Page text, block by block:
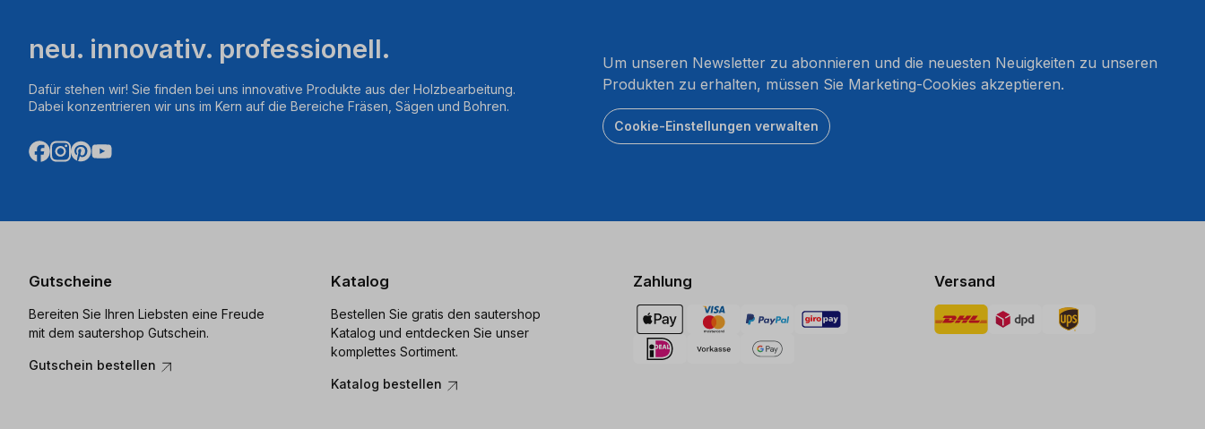
neu. innovativ. professionell.
Dafür stehen wir! Sie finden bei uns innovative Produkte aus der Holzbearbeitung.
Dabei konzentrieren wir uns im Kern auf die Bereiche Fräsen, Sägen und Bohren.
Um unseren Newsletter zu abonnieren und die neuesten Neuigkeiten zu unseren
Produkten zu erhalten, müssen Sie Marketing-Cookies akzeptieren.
Cookie-Einstellungen verwalten
Gutscheine
Bereiten Sie Ihren Liebsten eine Freude
mit dem sautershop Gutschein.
Gutschein bestellen
Katalog
Bestellen Sie gratis den sautershop
Katalog und entdecken Sie unser
komplettes Sortiment.
Katalog bestellen
Zahlung Versand